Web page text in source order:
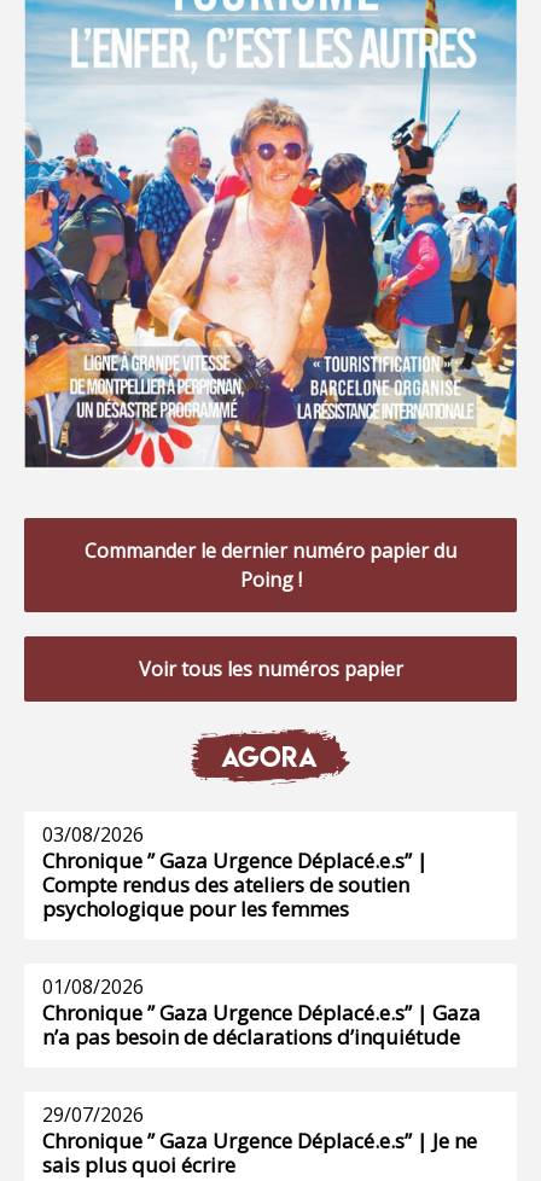
Commander le dernier numéro papier du
Poing !
Voir tous les numéros papier
AGORA
03/08/2026
Chronique ” Gaza Urgence Déplacé.e.s” |
Compte rendus des ateliers de soutien
psychologique pour les femmes
01/08/2026
Chronique ” Gaza Urgence Déplacé.e.s” | Gaza
n’a pas besoin de déclarations d’inquiétude
29/07/2026
Chronique ” Gaza Urgence Déplacé.e.s” | Je ne
sais plus quoi écrire